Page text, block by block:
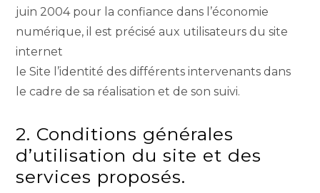
juin 2004 pour la confiance dans l’économie
numérique, il est précisé aux utilisateurs du site
internet
le Site l’identité des différents intervenants dans
le cadre de sa réalisation et de son suivi.
2. Conditions générales
d’utilisation du site et des
services proposés.